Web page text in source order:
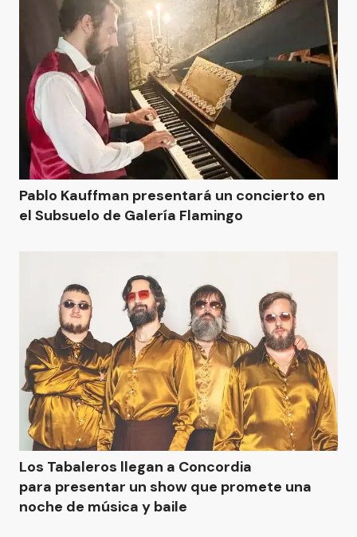
Pablo Kauffman presentará un concierto en
el Subsuelo de Galería Flamingo
Los Tabaleros llegan a Concordia
para presentar un show que promete una
noche de música y baile